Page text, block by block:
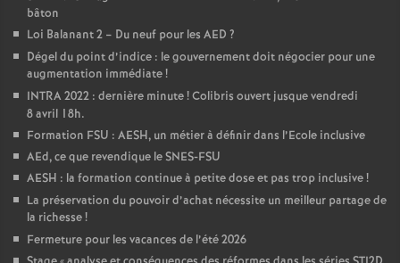
bâton
Loi Balanant 2 – Du neuf pour les AED ?
Dégel du point d’indice : le gouvernement doit négocier pour une
augmentation immédiate!
INTRA 2022 : dernière minute! Colibris ouvert jusque vendredi
8 avril 18h.
Formation FSU : AESH, un métier à définir dans l’Ecole inclusive
AEd, ce que revendique le SNES-FSU
AESH : la formation continue à petite dose et pas trop inclusive!
La préservation du pouvoir d’achat nécessite un meilleur partage de
la richesse!
Fermeture pour les vacances de l’été 2026